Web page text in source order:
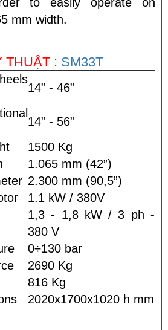
to easily operate on
mm width.
THUẬT : SM33T
14” - 46”
14” - 56”
1500 Kg
1.065 mm (42”)
2.300 mm (90,5”)
1.1 kW / 380V
1,3 - 1,8 kW / 3 ph -
380 V
0÷130 bar
2690 Kg
816 Kg
2020x1700x1020 h mm